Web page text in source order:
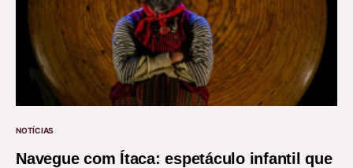
NOTÍCIAS
Navegue com Ítaca: espetáculo infantil que